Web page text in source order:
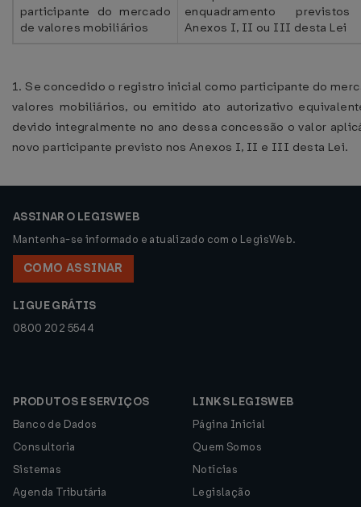
participante do mercado
de valores mobiliários
enquadramento
Anexos I, II ou III desta Lei
1. Se concedido o registro inicial como participante do
valores mobiliários, ou emitido ato autorizativo
devido integralmente no ano dessa concessão o valor
novo participante previsto nos Anexos I, II e III desta Lei.
ASSINAR O LEGISWEB
Mantenha-se informado e atualizado com o LegisWeb.
COMO ASSINAR
LIGUE GRÁTIS
0800 202 5544
PRODUTOS E SERVIÇOS
Banco de Dados
Consultoria
Sistemas
Agenda Tributária
LINKS LEGISWEB
Página Inicial
Quem Somos
Notícias
Legislação